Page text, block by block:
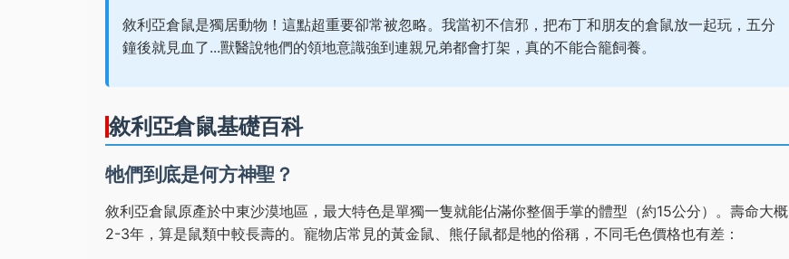
敘利亞倉鼠是獨居動物！這點超重要卻常被忽略。我當初不信邪，把布丁和朋友的倉鼠放一起玩，五分
鐘後就見血了...獸醫說牠們的領地意識強到連親兄弟都會打架，真的不能合籠飼養。
敘利亞倉鼠基礎百科
牠們到底是何方神聖？
敘利亞倉鼠原產於中東沙漠地區，最大特色是單獨一隻就能佔滿你整個手掌的體型（約15公分）。壽命大概
2-3年，算是鼠類中較長壽的。寵物店常見的黃金鼠、熊仔鼠都是牠的俗稱，不同毛色價格也有差：